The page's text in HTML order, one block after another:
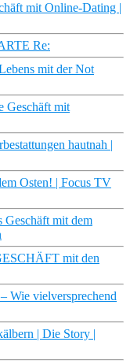
mit Online-Dating |
Re:
mit der Not
Geschäft mit
hautnah |
Osten! | Focus TV
Geschäft mit dem
mit den
Wie vielversprechend
| Die Story |